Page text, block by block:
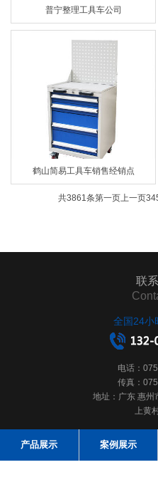
普宁整理工具车公司
鹤山简易工具车销售经销点
共3861条第一页上一页34
联
全国24小
电话：
传真：
地址：广东 惠州
上黄
产品展示 案例展示